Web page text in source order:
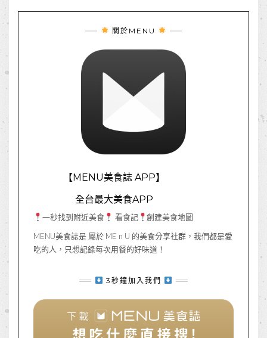
關於MENU
【MENU美食誌 APP】
全台最大美食APP
一秒找到附近美食 看食記
創建美食地圖
MENU美食誌是 屬於 ME n U 的美食分享社群，我們都是愛
吃的人，只想記錄每次用餐的好味道！
3秒鐘加入我們